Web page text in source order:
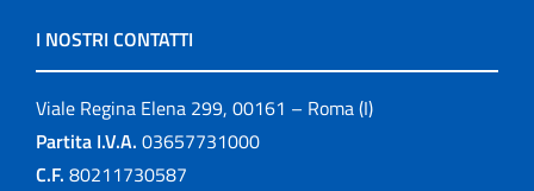
I NOSTRI CONTATTI
Viale Regina Elena 299, 00161 – Roma (I)
Partita I.V.A. 03657731000
C.F. 80211730587